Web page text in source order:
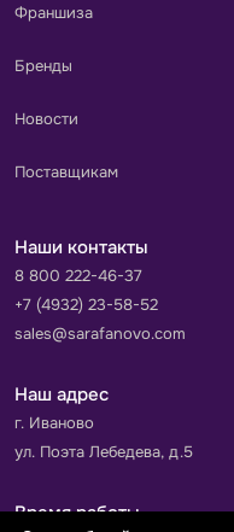
Франшиза
Бренды
Новости
Поставщикам
Наши контакты
8 800 222-46-37
+7 (4932) 23-58-52
sales@sarafanovo.com
Наш адрес
г. Иваново
ул. Поэта Лебедева, д.5
Время работы